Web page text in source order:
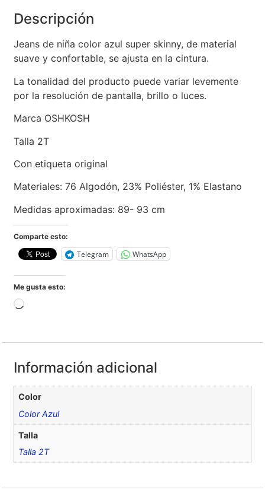
Descripción
Jeans de niña color azul super skinny, de material
suave y confortable, se ajusta en la cintura.
La tonalidad del producto puede variar levemente
por la resolución de pantalla, brillo o luces.
Marca OSHKOSH
Talla 2T
Con etiqueta original
Materiales: 76 Algodón, 23% Poliéster, 1% Elastano
Medidas aproximadas: 89- 93 cm
Comparte esto:
Telegram WhatsApp
Me gusta esto:
Información adicional
Color
Color Azul
Talla
Talla 2T